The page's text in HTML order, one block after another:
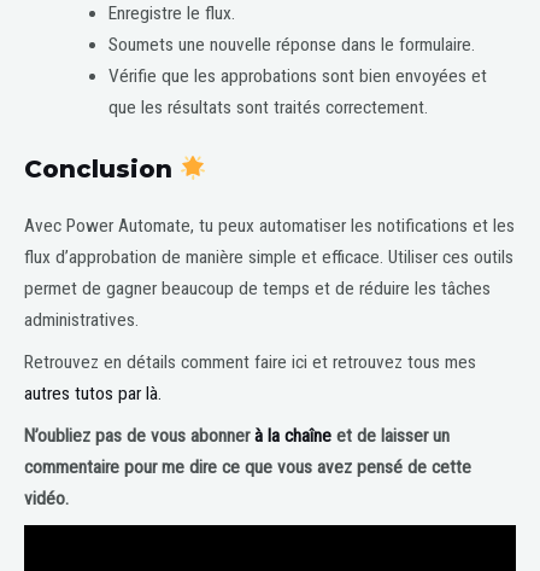
Enregistre le flux.
Soumets une nouvelle réponse dans le formulaire.
Vérifie que les approbations sont bien envoyées et
que les résultats sont traités correctement.
Conclusion
Avec Power Automate, tu peux automatiser les notifications et les
flux d’approbation de manière simple et efficace. Utiliser ces outils
permet de gagner beaucoup de temps et de réduire les tâches
administratives.
Retrouvez en détails comment faire ici et retrouvez tous mes
autres tutos par là.
N’oubliez pas de vous abonnerà la chaîne et de laisser un
commentaire pour me dire ce que vous avez pensé de cette
vidéo.